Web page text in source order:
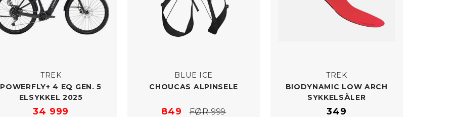
TREK
POWERFLY+ 4 EQ GEN. 5
ELSYKKEL 2025
34 999
BLUE ICE
CHOUCAS ALPINSELE
849 FØR 999
TREK
BIODYNAMIC LOW ARCH
SYKKELSÅLER
349